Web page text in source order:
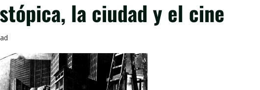
la ciudad y el cine